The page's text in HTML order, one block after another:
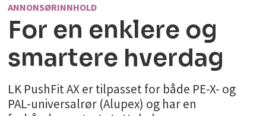
ANNONSØRINNHOLD
For en enklere og
smartere hverdag
LK PushFit AX er tilpasset for både PE-X- og
PAL-universalrør (Alupex) og har en